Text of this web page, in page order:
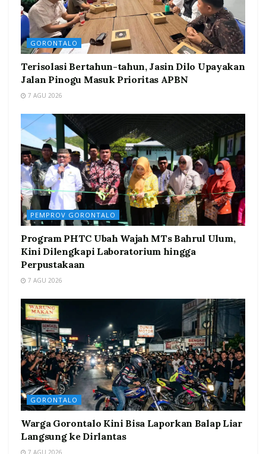
GORONTALO
Terisolasi Bertahun-tahun, Jasin Dilo Upayakan
Jalan Pinogu Masuk Prioritas APBN
7 AGU 2026
PEMPROV GORONTALO
Program PHTC Ubah Wajah MTs Bahrul Ulum,
Kini Dilengkapi Laboratorium hingga
Perpustakaan
7 AGU 2026
GORONTALO
Warga Gorontalo Kini Bisa Laporkan Balap Liar
Langsung ke Dirlantas
7 AGU 2026